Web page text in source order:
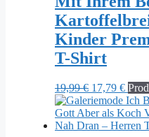
Kinder
T-Shirt
19,99€
Preis
war:
19,99 €
17,79 €
Preis
ist: